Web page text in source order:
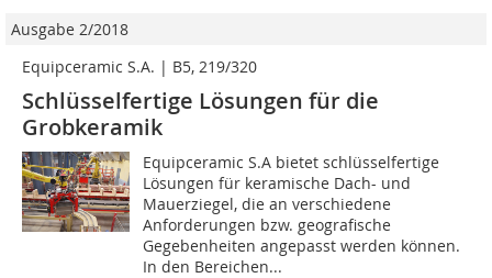
Ausgabe 2/2018
Equipceramic S.A. | B5, 219/320
Schlüsselfertige Lösungen für die
Grobkeramik
Equipceramic S.A bietet schlüsselfertige
Lösungen für keramische Dach- und
Mauerziegel, die an verschiedene
Anforderungen bzw. geografische
Gegebenheiten angepasst werden können.
In den Bereichen...